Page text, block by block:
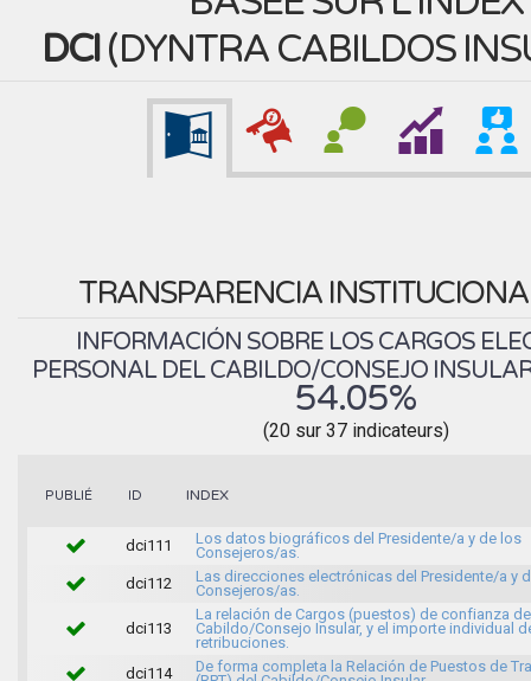
DCI(DYNTRA CABILDOS
TRANSPARENCIA
INFORMACIÓN SOBRE LOS CARGOS
PERSONAL DEL CABILDO/CONSEJO
54.05%
(20 sur 37 indicateurs)
PUBLIÉ ID INDEX
dci111
Los datos biográficos del Presidente/a y de los
Consejeros/as.
dci112
Las direcciones electrónicas del Presidente/a y
Consejeros/as.
dci113
La relación de Cargos (puestos) de confianza
Cabildo/Consejo Insular, y el importe individual
retribuciones.
dci114
De forma completa la Relación de Puestos de